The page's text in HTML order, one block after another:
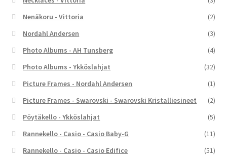
Nenäkoru - Vittoria
(2)
Nordahl Andersen
(3)
Photo Albums - AH Tunsberg
(4)
Photo Albums - Ykköslahjat
(32)
Picture Frames - Nordahl Andersen
(1)
Picture Frames - Swarovski - Swarovski Kristalliesineet
(2)
Pöytäkello - Ykköslahjat
(5)
Rannekello - Casio - Casio Baby-G
(11)
Rannekello - Casio - Casio Edifice
(51)